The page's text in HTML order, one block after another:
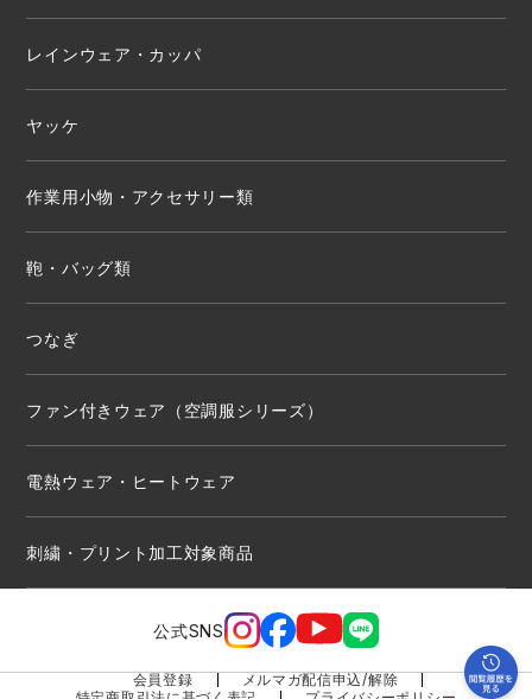
レインウェア・カッパ
ヤッケ
作業用小物・アクセサリー類
鞄・バッグ類
つなぎ
ファン付きウェア（空調服シリーズ）
電熱ウェア・ヒートウェア
刺繍・プリント加工対象商品
公式SNS
会員登録
メルマガ配信申込/解除